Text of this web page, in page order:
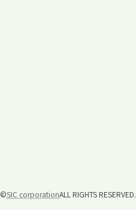
©SIC corporationALL RIGHTS RESERVED.